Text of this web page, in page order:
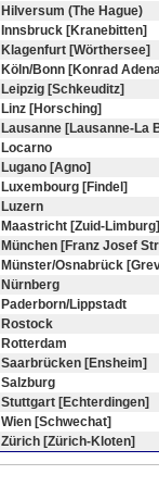
Hilversum (The Hague)
Innsbruck [Kranebitten]
Klagenfurt [Wörthersee]
Köln/Bonn [Konrad
Leipzig [Schkeuditz]
Linz [Horsching]
Lausanne [Lausanne-La
Locarno
Lugano [Agno]
Luxembourg [Findel]
Luzern
Maastricht [Zuid-Limburg]
München [Franz Josef
Münster/Osnabrück
Nürnberg
Paderborn/Lippstadt
Rostock
Rotterdam
Saarbrücken [Ensheim]
Salzburg
Stuttgart [Echterdingen]
Wien [Schwechat]
Zürich [Zürich-Kloten]